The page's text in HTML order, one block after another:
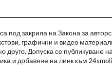
под закрила на Закона за
графични и видео
друго. Допуска се публикуване
и добавяне на линк към